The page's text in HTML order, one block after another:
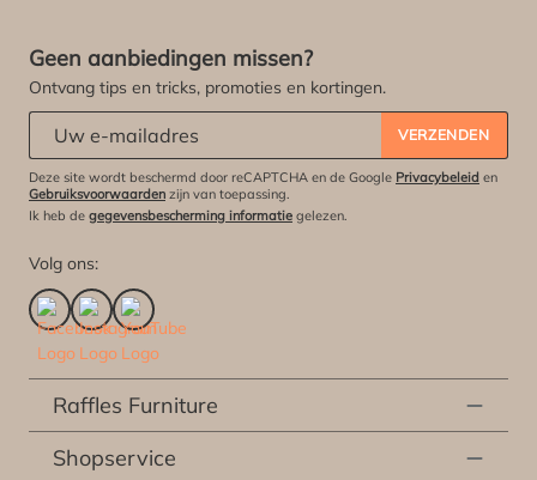
Geen aanbiedingen missen?
Ontvang tips en tricks, promoties en kortingen.
VERZENDEN
Deze site wordt beschermd door reCAPTCHA en de Google Privacybeleid en
Gebruiksvoorwaarden zijn van toepassing.
Ik heb de gegevensbescherming informatie gelezen.
Volg ons:
Raffles Furniture
Shopservice